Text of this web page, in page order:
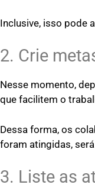
Inclusive, isso pode
2. Crie
Nesse momento,
que facilitem o
Dessa forma, os
foram atingidas,
3. Liste as